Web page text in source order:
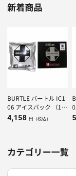
新着商品
BURTLE バートル IC1
06 アイスパック （1K
g）×1個
4,158 円（税込）
カテゴリー一覧